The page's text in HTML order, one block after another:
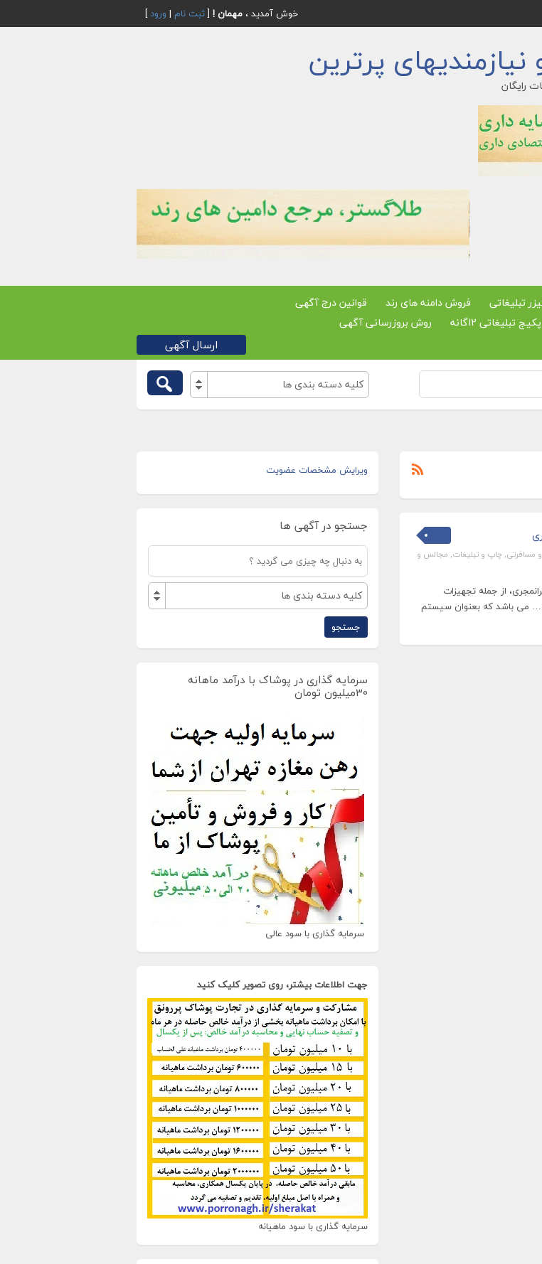
خوش آمدید ، مهمان ! [ثبت نام | ورود]
پرترین
رایگان
تبلیغاتی فروش دامنه های رند
قوانین درج آگهی
12گانه روش بروزرسانی آگهی
ارسال آگهی
کلیه دسته بندی ها
مسافرتی, چاپ و تبلیغات, مجالس و
از جمله تجهیزات
و… می باشد که بعنوان سیستم
ویرایش مشخصات عضویت
جستجو در آگهی ها
کلیه دسته بندی ها
سرمایه گذاری در پوشاک با درآمد ماهانه
30میلیون تومان
سرمایه گذاری با سود عالی
جهت اطلاعات بیشتر، روی تصویر کلیک کنید
سرمایه گذاری با سود ماهیانه